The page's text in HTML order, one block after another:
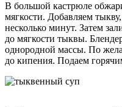
В большой кастрюле
мягкости. Добавляем
несколько минут. Затем
до мягкости тыквы.
однородной массы. По
до кипения. Подаем